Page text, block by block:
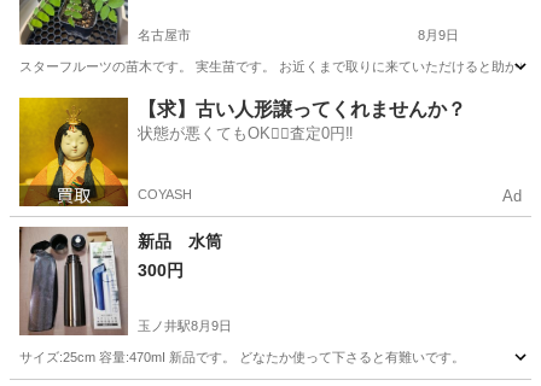
名古屋市 8月9日
スターフルーツの苗木です。 実生苗です。 お近くまで取りに来ていただけると助かり
家庭用品 苗木
【求】古い人形譲ってくれませんか？
状態が悪くてもOK🙆‍♀️査定0円‼️
COYASH Ad
新品 水筒
300円
玉ノ井駅8月9日
サイズ:25cm 容量:470mI 新品です。 どなたか使って下さると有難いです。